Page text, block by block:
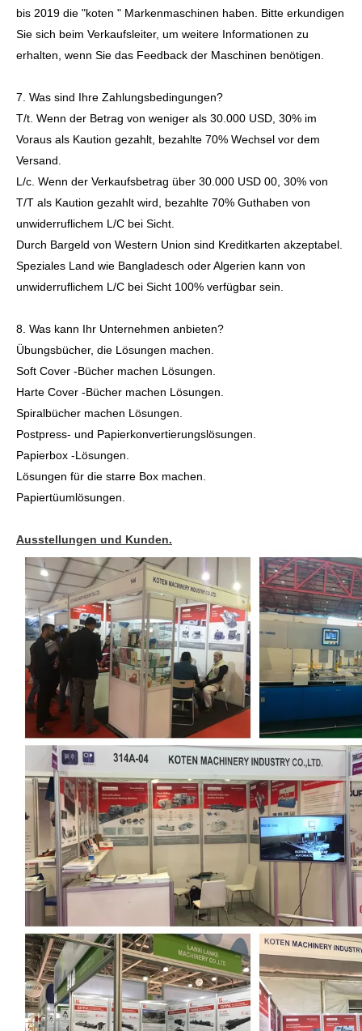
bis 2019 die "koten " Markenmaschinen haben. Bitte erkundigen
Sie sich beim Verkaufsleiter, um weitere Informationen zu
erhalten, wenn Sie das Feedback der Maschinen benötigen.
7. Was sind Ihre Zahlungsbedingungen?
T/t. Wenn der Betrag von weniger als 30.000 USD, 30% im
Voraus als Kaution gezahlt, bezahlte 70% Wechsel vor dem
Versand.
L/c. Wenn der Verkaufsbetrag über 30.000 USD 00, 30% von
T/T als Kaution gezahlt wird, bezahlte 70% Guthaben von
unwiderruflichem L/C bei Sicht.
Durch Bargeld von Western Union sind Kreditkarten akzeptabel.
Speziales Land wie Bangladesch oder Algerien kann von
unwiderruflichem L/C bei Sicht 100% verfügbar sein.
8. Was kann Ihr Unternehmen anbieten?
Übungsbücher, die Lösungen machen.
Soft Cover -Bücher machen Lösungen.
Harte Cover -Bücher machen Lösungen.
Spiralbücher machen Lösungen.
Postpress- und Papierkonvertierungslösungen.
Papierbox -Lösungen.
Lösungen für die starre Box machen.
Papiertüumlösungen.
Ausstellungen und Kunden.